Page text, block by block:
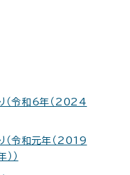
（令和6年（2024
（令和元年（2019
）